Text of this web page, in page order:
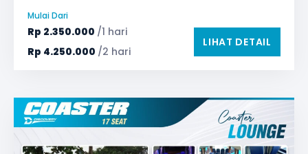
Safety Tools (P3K, Windows Breaker, dll)
TV LED & Android System
Mulai Dari
Rp 2.350.000 /1 hari
Rp 4.250.000 /2 hari
LIHAT DETAIL